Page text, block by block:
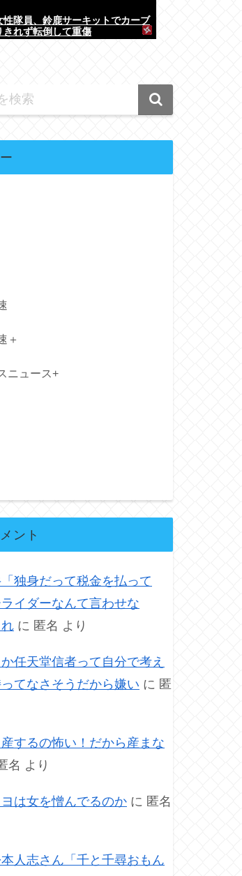
性隊員、鈴鹿サーキットでカーブ
きれず転倒して重傷
＋
ニュース+
ント
独身だって税金を払って
イダーなんて言わせな
に 匿名 より
任天堂信者って自分で考え
てなさそうだから嫌い に 匿
するの怖い！だから産まな
名 より
は女を憎んでるのか に 匿名
本人志さん「千と千尋おもん